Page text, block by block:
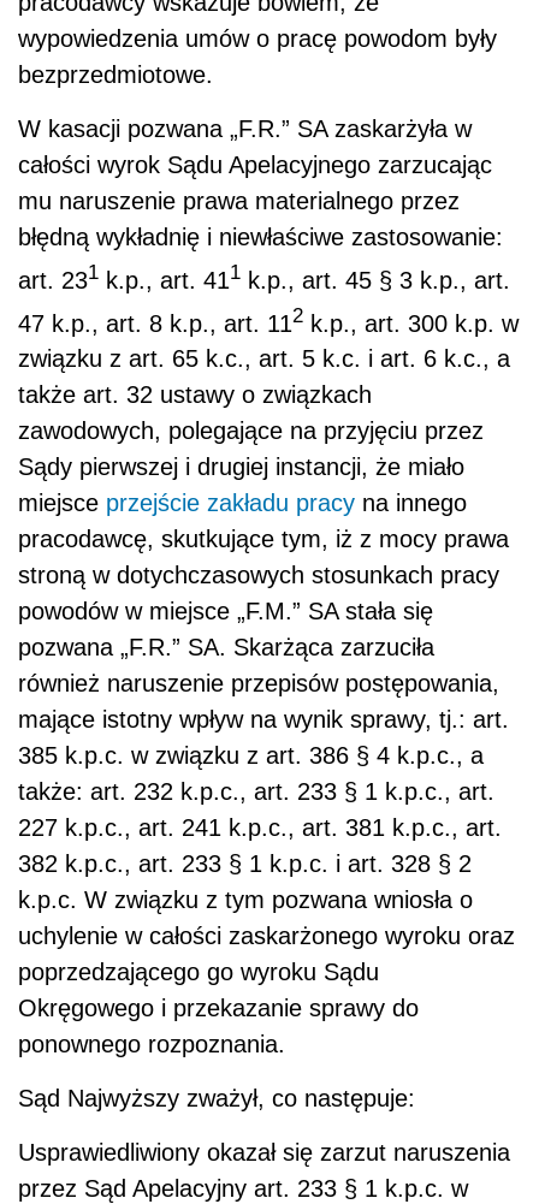
wypowiedzenia umów o pracę powodom były
bezprzedmiotowe.
W kasacji pozwana „F.R.” SA zaskarżyła w
całości wyrok Sądu Apelacyjnego zarzucając
mu naruszenie prawa materialnego przez
błędną wykładnię i niewłaściwe zastosowanie:
art. 231 k.p., art. 411 k.p., art. 45 § 3 k.p., art.
47 k.p., art. 8 k.p., art. 11 2 k.p., art. 300 k.p. w
związku z art. 65 k.c., art. 5 k.c. i art. 6 k.c., a
także art. 32 ustawy o związkach
zawodowych, polegające na przyjęciu przez
Sądy pierwszej i drugiej instancji, że miało
miejsce przejście zakładu pracy na innego
pracodawcę, skutkujące tym, iż z mocy prawa
stroną w dotychczasowych stosunkach pracy
powodów w miejsce „F.M.” SA stała się
pozwana „F.R.” SA. Skarżąca zarzuciła
również naruszenie przepisów postępowania,
mające istotny wpływ na wynik sprawy, tj.: art.
385 k.p.c. w związku z art. 386 § 4 k.p.c., a
także: art. 232 k.p.c., art. 233 § 1 k.p.c., art.
227 k.p.c., art. 241 k.p.c., art. 381 k.p.c., art.
382 k.p.c., art. 233 § 1 k.p.c. i art. 328 § 2
k.p.c. W związku z tym pozwana wniosła o
uchylenie w całości zaskarżonego wyroku oraz
poprzedzającego go wyroku Sądu
Okręgowego i przekazanie sprawy do
ponownego rozpoznania.
Sąd Najwyższy zważył, co następuje:
Usprawiedliwiony okazał się zarzut naruszenia
przez Sąd Apelacyjny art. 233 § 1 k.p.c. w